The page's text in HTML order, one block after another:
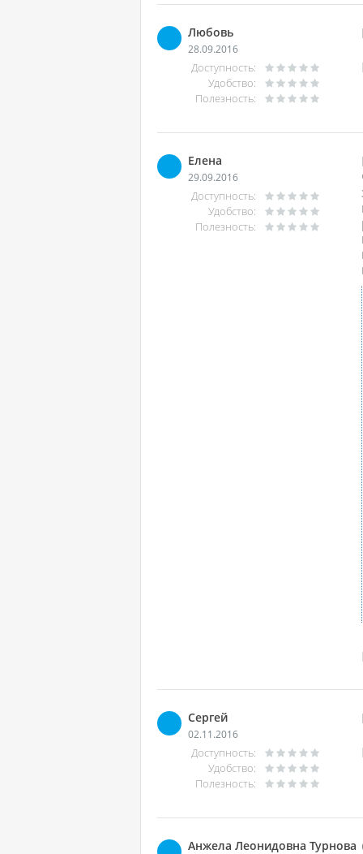
Любовь
28.09.2016
Доступность:
Удобство:
Полезность:
Елена
29.09.2016
Доступность:
Удобство:
Полезность:
Сергей
02.11.2016
Доступность:
Удобство:
Полезность:
Анжела Леонидовна Турнова